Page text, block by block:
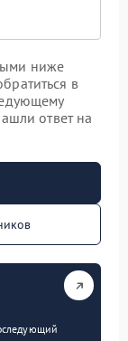
ниже
в
ответ на